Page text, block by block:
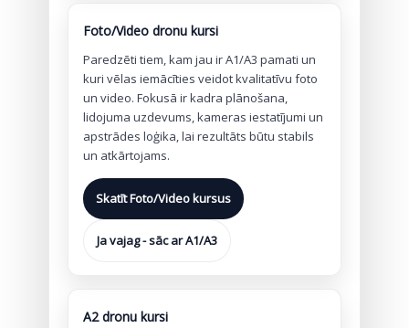
Foto/Video dronu kursi
Paredzēti tiem, kam jau ir A1/A3 pamati un
kuri vēlas iemācīties veidot kvalitatīvu foto
un video. Fokusā ir kadra plānošana,
lidojuma uzdevums, kameras iestatījumi un
apstrādes loģika, lai rezultāts būtu stabils
un atkārtojams.
Skatīt Foto/Video kursus
Ja vajag - sāc ar A1/A3
A2 dronu kursi